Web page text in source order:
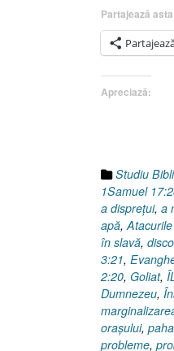
Partajează
Apreciază:
Studiu
1Samuel
a dispreţui, a
apă,
în slavă,
3:21,
2:20, Goliat,
Dumnezeu,
oraşului,
probleme,